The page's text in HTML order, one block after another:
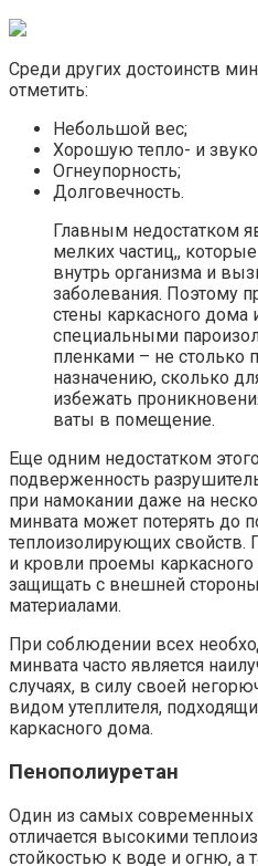
Среди других достоинств
отметить:
Небольшой вес;
Хорошую тепло- и
Огнеупорность;
Долговечность.
Главным недостатком
мелких частиц,,
внутрь организма и
заболевания. Поэтому
стены каркасного дома
специальными
пленками – не столько
назначению, сколько
избежать
ваты в помещение.
Еще одним недостатком
подверженность
при намокании даже на
минвата может потерять до
теплоизолирующих свойств.
и кровли проемы
защищать с внешней
материалами.
При соблюдении всех
минвата часто является
случаях, в силу своей
видом утеплителя,
каркасного дома.
Пенополиуретан
Один из самых современных
отличается высокими
стойкостью к воде и огню, а